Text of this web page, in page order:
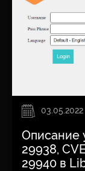
03.05.2022
Описание
29938,
29940 в